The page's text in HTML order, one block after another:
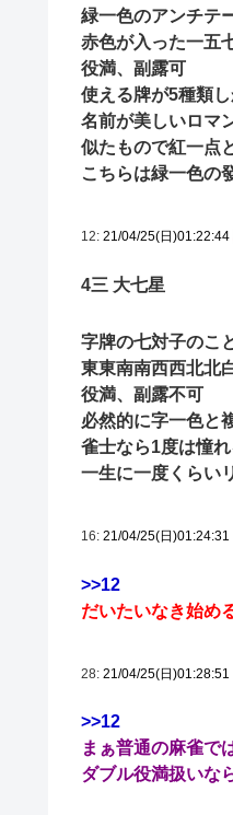
緑一色のアンチテ
赤色が入った一五
役満、副露可
使える牌が5種類
名前が美しいロマ
似たもので紅一点
こちらは緑一色の
12: 21/04/25(日)01:22:44
4三 大七星
字牌の七対子のこ
東東南南西西北北
役満、副露不可
必然的に字一色と
雀士なら1度は憧
一生に一度くらい
16: 21/04/25(日)01:24:31
>>12
だいたいなき始め
28: 21/04/25(日)01:28:51
>>12
まぁ普通の麻雀で
ダブル役満扱いな